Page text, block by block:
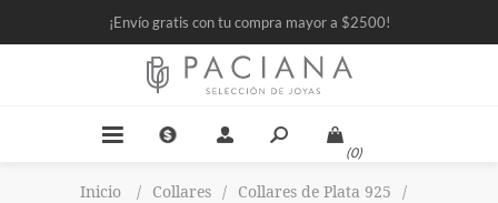
¡Envío gratis con tu compra mayor a $2500!
(0)
Inicio / Collares / Collares de Plata 925 /